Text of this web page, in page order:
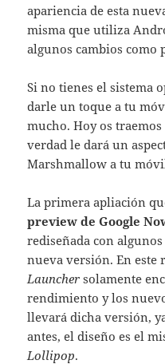
apariencia de esta
misma que utiliza
algunos cambios como
Si no tienes el sistema
darle un toque a tu
mucho. Hoy os
verdad le dará un
Marshmallow a tu
La primera apliación
preview de Google
rediseñada con
nueva versión. En este
Launcher solamente
rendimiento y los
llevará dicha versión,
antes, el diseño es el
Lollipop.